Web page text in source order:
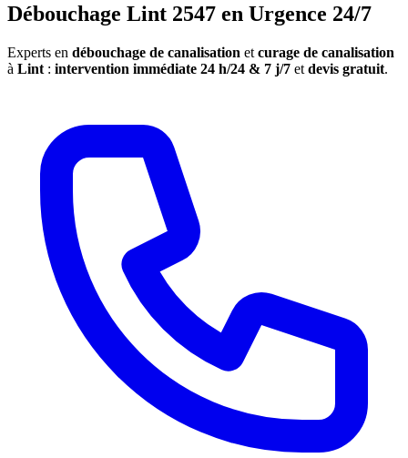
Débouchage Lint 2547 en Urgence 24/7
Experts en débouchage de canalisation et curage de canalisation
à Lint : intervention immédiate 24 h/24 & 7 j/7 et devis gratuit.